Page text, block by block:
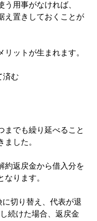
用事がなければ、
え置きしておくことが
ットが生まれます。
済む
までも繰り延べること
した。
約返戻金から借入分を
ります。
切り替え、代表が退
続けた場合、返戻金